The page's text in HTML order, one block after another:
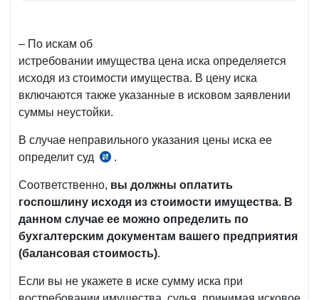
– По искам об
истребовании имущества цена иска определяется
исходя из стоимости имущества. В цену иска
включаются также указанные в исковом заявлении
суммы неустойки.
В случае неправильного указания цены иска ее
определит суд
ст.
ЭПК
.
Соответственно, вы должны оплатить
госпошлину исходя из стоимости имущества. В
данном случае ее можно определить по
бухгалтерским документам вашего предприятия
(балансовая стоимость).
Если вы не укажете в иске сумму иска при